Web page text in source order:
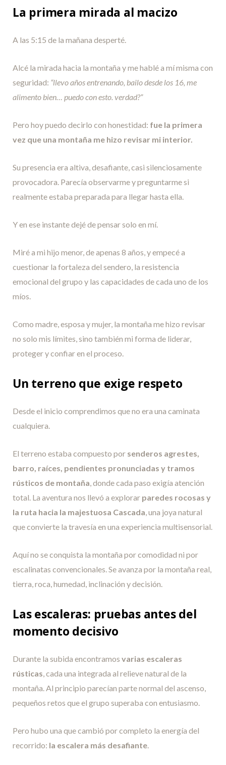
La primera mirada al macizo
A las 5:15 de la mañana desperté.
Alcé la mirada hacia la montaña y me hablé a mí misma con
seguridad: “llevo años entrenando, bailo desde los 16, me
alimento bien… puedo con esto. verdad?”
Pero hoy puedo decirlo con honestidad: fue la primera
vez que una montaña me hizo revisar mi interior.
Su presencia era altiva, desafiante, casi silenciosamente
provocadora. Parecía observarme y preguntarme si
realmente estaba preparada para llegar hasta ella.
Y en ese instante dejé de pensar solo en mí.
Miré a mi hijo menor, de apenas 8 años, y empecé a
cuestionar la fortaleza del sendero, la resistencia
emocional del grupo y las capacidades de cada uno de los
míos.
Como madre, esposa y mujer, la montaña me hizo revisar
no solo mis límites, sino también mi forma de liderar,
proteger y confiar en el proceso.
Un terreno que exige respeto
Desde el inicio comprendimos que no era una caminata
cualquiera.
El terreno estaba compuesto por senderos agrestes,
barro, raíces, pendientes pronunciadas y tramos
rústicos de montaña, donde cada paso exigía atención
total. La aventura nos llevó a explorar paredes rocosas y
la ruta hacia la majestuosa Cascada, una joya natural
que convierte la travesía en una experiencia multisensorial.
Aquí no se conquista la montaña por comodidad ni por
escalinatas convencionales. Se avanza por la montaña real,
tierra, roca, humedad, inclinación y decisión.
Las escaleras: pruebas antes del
momento decisivo
Durante la subida encontramos varias escaleras
rústicas , cada una integrada al relieve natural de la
montaña. Al principio parecían parte normal del ascenso,
pequeños retos que el grupo superaba con entusiasmo.
Pero hubo una que cambió por completo la energía del
recorrido: la escalera más desafiante